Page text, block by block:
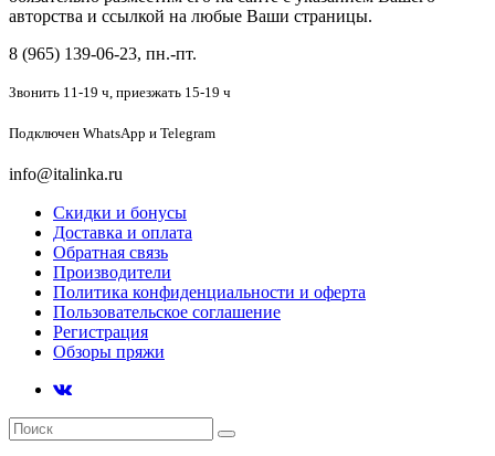
авторства и ссылкой на любые Ваши страницы.
8 (965) 139-06-23, пн.-пт.
Звонить 11-19 ч, приезжать 15-19 ч
Подключен WhatsApp и Telegram
info@italinka.ru
Скидки и бонусы
Доставка и оплата
Обратная связь
Производители
Политика конфиденциальности и оферта
Пользовательское соглашение
Регистрация
Обзоры пряжи